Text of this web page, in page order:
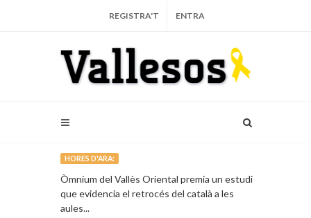
REGISTRA'T ENTRA
HORES D'ARA:
Òmnium del Vallès Oriental premia un estudi
que evidencia el retrocés del català a les
aules...